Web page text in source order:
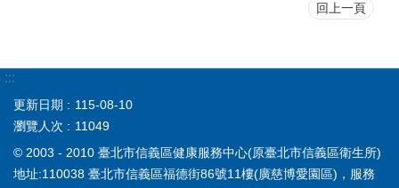
回上一頁
:::
更新日期
115-08-10
瀏覽人次
11049
© 2003 - 2010 臺北市信義區健康服務中心(原臺北市信義區衛生所)
地址:110038 臺北市信義區福德街86號11樓(廣慈博愛園區)，服務